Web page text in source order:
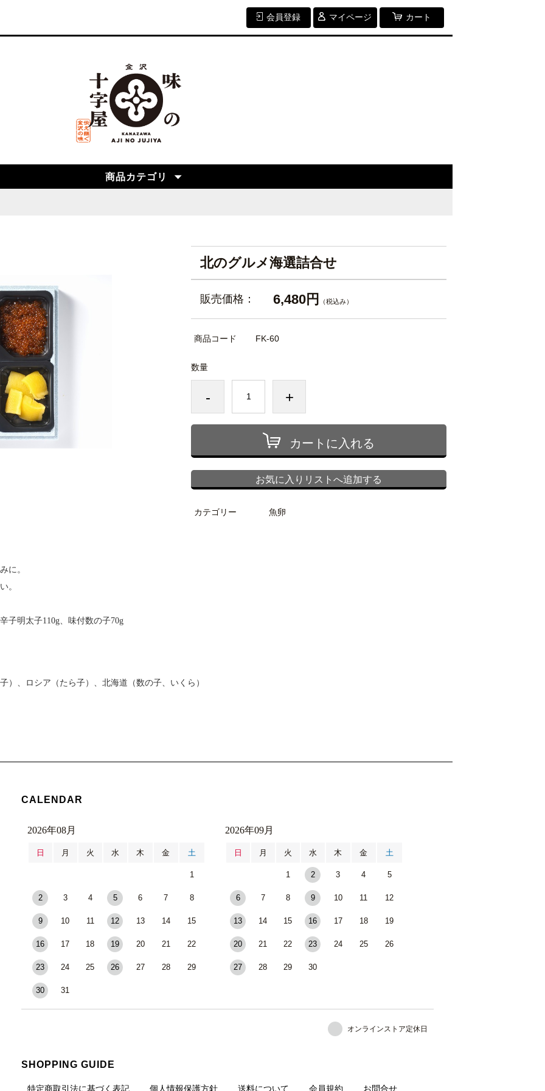
会員登録 マイページ カート
商品カテゴリ
北のグルメ海選詰合せ
販売価格： 6,480円 （税込み）
商品コード FK-60
数量
- +
カートに入れる
お気に入りリストへ追加する
カテゴリー 魚卵
に。
。
子明太子110g、味付数の子70g
）、ロシア（たら子）、北海道（数の子、いくら）
CALENDAR
2026年08月
日 月 火 水 木 金 土
1
2 3 4 5 6 7 8
9 10 11 12 13 14 15
16 17 18 19 20 21 22
23 24 25 26 27 28 29
30 31
2026年09月
日 月 火 水 木 金 土
1 2 3 4 5
6 7 8 9 10 11 12
13 14 15 16 17 18 19
20 21 22 23 24 25 26
27 28 29 30
オンラインストア定休日
SHOPPING GUIDE
特定商取引法に基づく表記 個人情報保護方針 送料について 会員規約 お問合せ